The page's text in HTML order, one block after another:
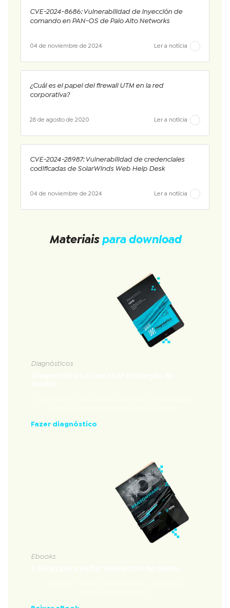
CVE-2024-8686: Vulnerabilidad de inyección de
comando en PAN-OS de Palo Alto Networks
04 de noviembre de 2024 Ler a notícia
¿Cuál es el papel del firewall UTM en la red
corporativa?
28 de agosto de 2020 Ler a notícia
CVE-2024-28987: Vulnerabilidad de credenciales
codificadas de SolarWinds Web Help Desk
04 de noviembre de 2024 Ler a notícia
Materiais para download
Diagnósticos
Fazer diagnóstico
Ebooks